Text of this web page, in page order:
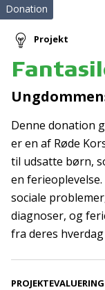
Donation
Projekt
Denne donation
er en af Røde
til udsatte børn,
en
sociale
diagnoser, og
fra deres
PROJEKTEVALUERING
Tilmeld
De seneste
aktiviteter direkte i